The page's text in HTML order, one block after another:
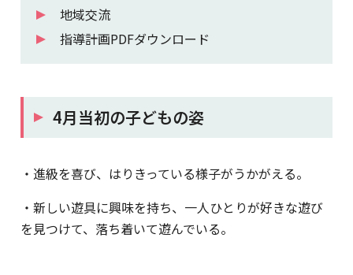
地域交流
指導計画PDFダウンロード
4月当初の子どもの姿
・進級を喜び、はりきっている様子がうかがえる。
・新しい遊具に興味を持ち、一人ひとりが好きな遊び
を見つけて、落ち着いて遊んでいる。